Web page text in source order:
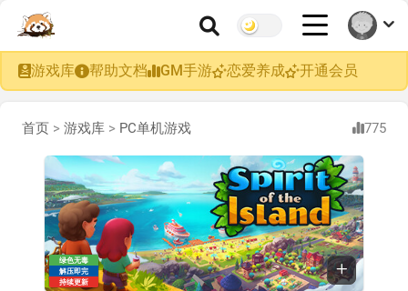
游戏库 帮助文档 GM手游 恋爱养成 开通会员
首页 > 游戏库 > PC单机游戏 775
绿色无毒
解压即完
持续更新